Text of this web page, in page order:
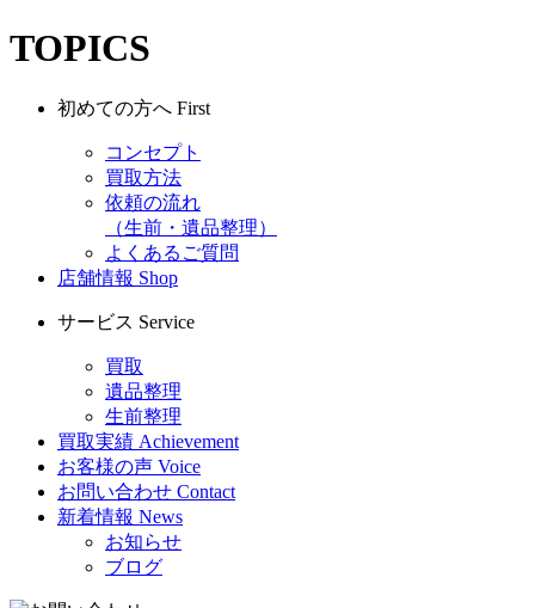
TOPICS
初めての方へ First
コンセプト
買取方法
依頼の流れ
（生前・遺品整理）
よくあるご質問
店舗情報 Shop
サービス Service
買取
遺品整理
生前整理
買取実績 Achievement
お客様の声 Voice
お問い合わせ Contact
新着情報 News
お知らせ
ブログ